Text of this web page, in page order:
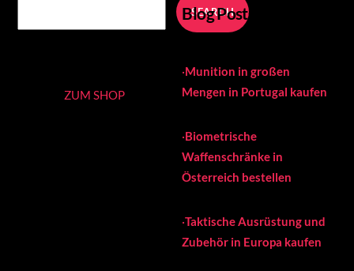
SEARCH
Blog Posts
ZUM SHOP
·Munition in großen
Mengen in Portugal kaufen
·Biometrische
Waffenschränke in
Österreich bestellen
·Taktische Ausrüstung und
Zubehör in Europa kaufen